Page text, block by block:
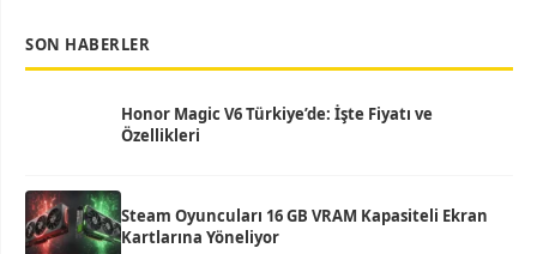
SON HABERLER
Honor Magic V6 Türkiye’de: İşte Fiyatı ve
Özellikleri
Steam Oyuncuları 16 GB VRAM Kapasiteli Ekran
Kartlarına Yöneliyor